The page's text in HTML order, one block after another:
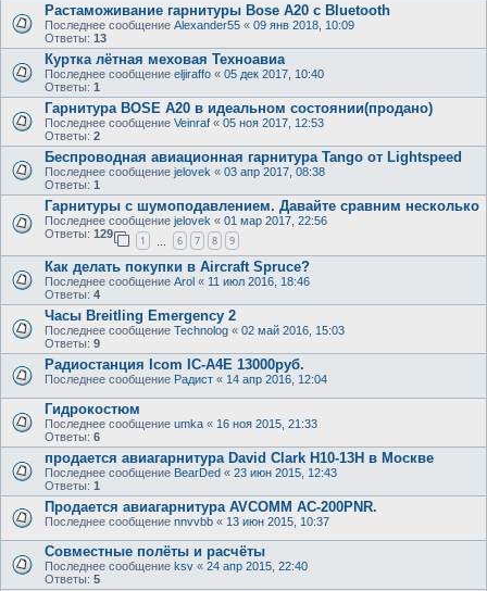
Растаможивание гарнитуры Bose A20 с Bluetooth
Последнее сообщение Alexander55 « 09 янв 2018, 10:09
Ответы: 13
Куртка лётная меховая Техноавиа
Последнее сообщение eljiraffo « 05 дек 2017, 10:40
Ответы: 1
Гарнитура BOSE A20 в идеальном состоянии(продано)
Последнее сообщение Veinraf « 05 ноя 2017, 12:53
Ответы: 2
Беспроводная авиационная гарнитура Tango от Lightspeed
Последнее сообщение jelovek « 03 апр 2017, 08:38
Ответы: 1
Гарнитуры с шумоподавлением. Давайте сравним несколько
Последнее сообщение jelovek « 01 мар 2017, 22:56
Ответы: 129
1 6 7 8 9
Как делать покупки в Aircraft Spruce?
Последнее сообщение Arol « 11 июл 2016, 18:46
Ответы: 4
Часы Breitling Emergency 2
Последнее сообщение Technolog « 02 май 2016, 15:03
Ответы: 9
Радиостанция Icom IC-A4E 13000руб.
Последнее сообщение Радист « 14 апр 2016, 12:04
Гидрокостюм
Последнее сообщение umka « 16 ноя 2015, 21:33
Ответы: 6
продается авиагарнитура David Clark H10-13H в Москве
Последнее сообщение BearDed « 23 июн 2015, 12:43
Ответы: 1
Продается авиагарнитура AVCOMM AC-200PNR.
Последнее сообщение nnvvbb « 13 июн 2015, 10:37
Совместные полёты и расчёты
Последнее сообщение ksv « 24 апр 2015, 22:40
Ответы: 5